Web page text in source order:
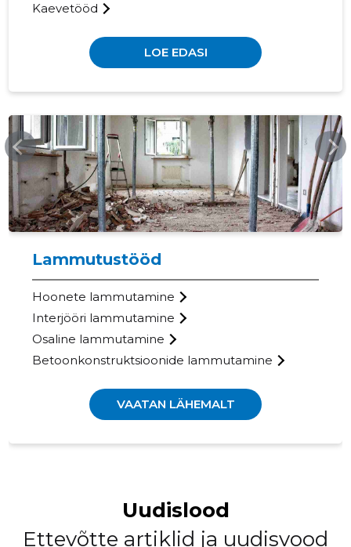
FASTFIX
Kaevetööd
LOE EDASI
SSB.EE
Lammutustööd
Hoonete lammutamine
Interjööri lammutamine
Osaline lammutamine
Betoonkonstruktsioonide lammutamine
VAATAN LÄHEMALT
Uudislood
Ettevõtte artiklid ja uudisvood